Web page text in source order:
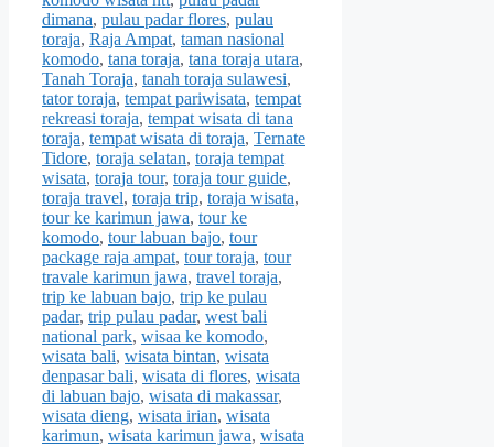
dimana, pulau padar flores, pulau
toraja, Raja Ampat, taman nasional
komodo, tana toraja, tana toraja utara,
Tanah Toraja, tanah toraja sulawesi,
tator toraja, tempat pariwisata, tempat
rekreasi toraja, tempat wisata di tana
toraja, tempat wisata di toraja, Ternate
Tidore, toraja selatan, toraja tempat
wisata, toraja tour, toraja tour guide,
toraja travel, toraja trip, toraja wisata,
tour ke karimun jawa, tour ke
komodo, tour labuan bajo, tour
package raja ampat, tour toraja, tour
travale karimun jawa, travel toraja,
trip ke labuan bajo, trip ke pulau
padar, trip pulau padar, west bali
national park, wisaa ke komodo,
wisata bali, wisata bintan, wisata
denpasar bali, wisata di flores, wisata
di labuan bajo, wisata di makassar,
wisata dieng, wisata irian, wisata
karimun, wisata karimun jawa, wisata